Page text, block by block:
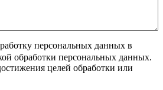
о текстовых форматах
персональных данных в
обработки персональных данных.
целей обработки или